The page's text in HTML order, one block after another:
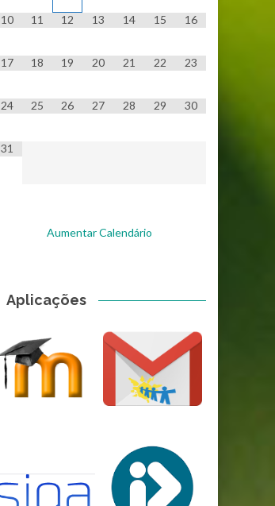
10 11 12 13 14 15 16
17 18 19 20 21 22 23
24 25 26 27 28 29 30
31
Aumentar Calendário
Aplicações